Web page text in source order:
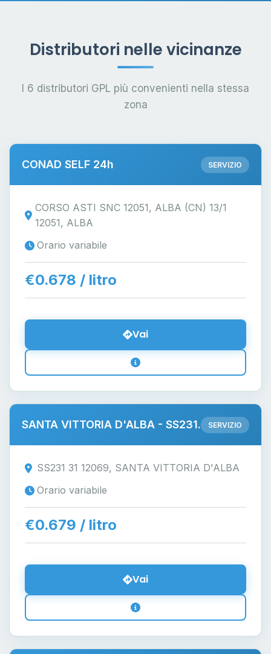
Distributori nelle vicinanze
I 6 distributori GPL più convenienti nella stessa
zona
CONAD SELF 24h SERVIZIO
CORSO ASTI SNC 12051, ALBA (CN) 13/1
12051, ALBA
Orario variabile
€0.678 / litro
Vai
SANTA VITTORIA D'ALBA - SS231. SERVIZIO
SS231 31 12069, SANTA VITTORIA D'ALBA
Orario variabile
€0.679 / litro
Vai